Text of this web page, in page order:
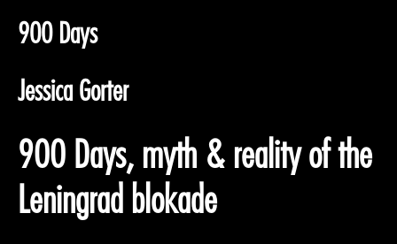
900 Days
Jessica Gorter
900 Days, myth & reality of the
Leningrad blokade